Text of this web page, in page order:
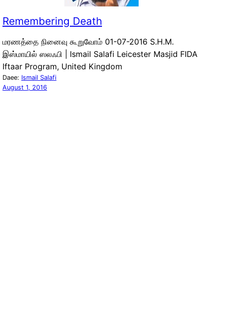
Remembering Death
மரணத்தை நினைவு கூறுவோம் 01-07-2016 S.H.M.
இஸ்மாயில் ஸலஃபி | Ismail Salafi Leicester Masjid FIDA
Iftaar Program, United Kingdom
Daee: Ismail Salafi
August 1, 2016